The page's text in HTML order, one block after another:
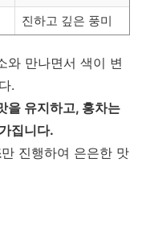
진하고 깊은 풍미
와 만나면서 색이 변
.
을 유지하고, 홍차는
집니다.
만 진행하여 은은한 맛